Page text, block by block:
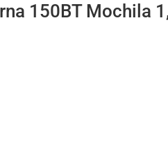
150BT Mochila